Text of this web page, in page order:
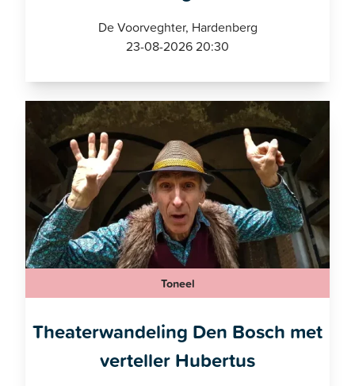
De Voorveghter, Hardenberg
23-08-2026 20:30
Toneel
Theaterwandeling Den Bosch met
verteller Hubertus